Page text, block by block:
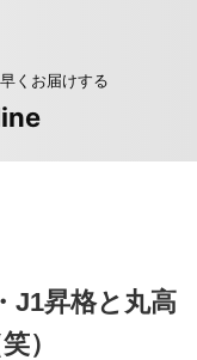
くお届けする
J1昇格と丸高
）